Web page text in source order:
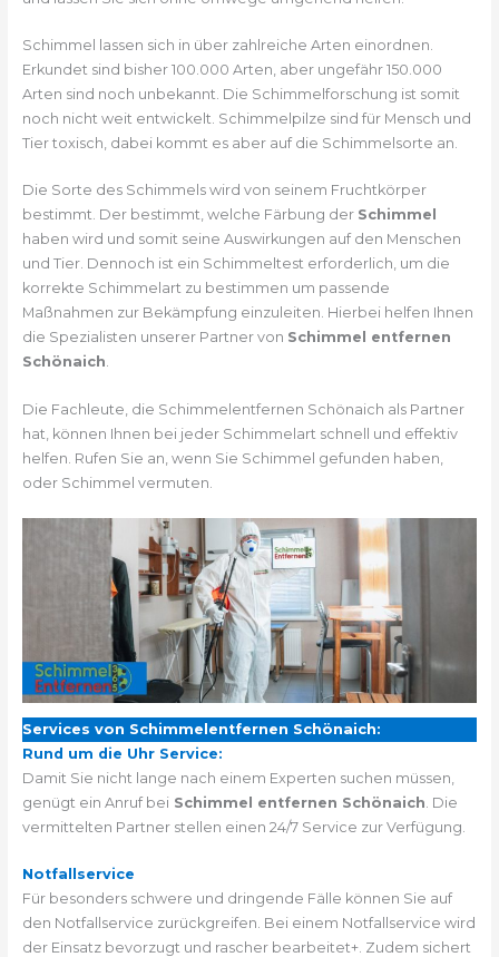
Schimmel lassen sich in über zahlreiche Arten einordnen.
Erkundet sind bisher 100.000 Arten, aber ungefähr 150.000
Arten sind noch unbekannt. Die Schimmelforschung ist somit
noch nicht weit entwickelt. Schimmelpilze sind für Mensch und
Tier toxisch, dabei kommt es aber auf die Schimmelsorte an.
Die Sorte des Schimmels wird von seinem Fruchtkörper
bestimmt. Der bestimmt, welche Färbung der Schimmel
haben wird und somit seine Auswirkungen auf den Menschen
und Tier. Dennoch ist ein Schimmeltest erforderlich, um die
korrekte Schimmelart zu bestimmen um passende
Maßnahmen zur Bekämpfung einzuleiten. Hierbei helfen Ihnen
die Spezialisten unserer Partner von Schimmel entfernen
Schönaich.
Die Fachleute, die Schimmelentfernen Schönaich als Partner
hat, können Ihnen bei jeder Schimmelart schnell und effektiv
helfen. Rufen Sie an, wenn Sie Schimmel gefunden haben,
oder Schimmel vermuten.
Services von Schimmelentfernen Schönaich:
Rund um die Uhr Service:
Damit Sie nicht lange nach einem Experten suchen müssen,
genügt ein Anruf bei Schimmel entfernen Schönaich . Die
vermittelten Partner stellen einen 24/7 Service zur Verfügung.
Notfallservice
Für besonders schwere und dringende Fälle können Sie auf
den Notfallservice zurückgreifen. Bei einem Notfallservice wird
der Einsatz bevorzugt und rascher bearbeitet+. Zudem sichert